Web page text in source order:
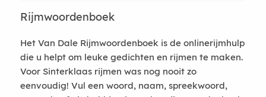
Rijmwoordenboek
Het Van Dale Rijmwoordenboek is de onlinerijmhulp
die u helpt om leuke gedichten en rijmen te maken.
Voor Sinterklaas rijmen was nog nooit zo
eenvoudig! Vul een woord, naam, spreekwoord,